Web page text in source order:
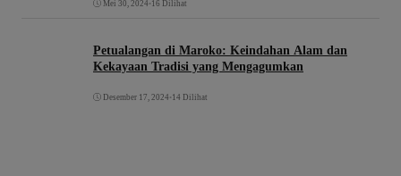
Mei 30, 2024 • 16 Dilihat
Petualangan di Maroko: Keindahan Alam dan
Kekayaan Tradisi yang Mengagumkan
Desember 17, 2024 • 14 Dilihat